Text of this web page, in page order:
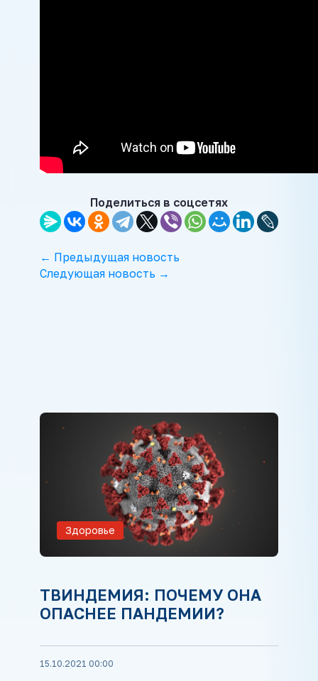
Поделиться в соцсетях
← Предыдущая новость
Следующая новость →
Здоровье
ТВИНДЕМИЯ: ПОЧЕМУ ОНА
ОПАСНЕЕ ПАНДЕМИИ?
15.10.2021 00:00